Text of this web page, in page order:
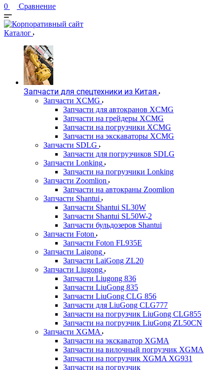
0 Сравнение
Каталог
Запчасти для спецтехники из Китая
Запчасти XCMG
Запчасти для автокранов XCMG
Запчасти на грейдеры XCMG
Запчасти на погрузчики XCMG
Запчасти на экскаваторы XCMG
Запчасти SDLG
Запчасти для погрузчиков SDLG
Запчасти Lonking
Запчасти на погрузчики Lonking
Запчасти Zoomlion
Запчасти на автокраны Zoomlion
Запчасти Shantui
Запчасти Shantui SL30W
Запчасти Shantui SL50W-2
Запчасти бульдозеров Shantui
Запчасти Foton
Запчасти Foton FL935E
Запчасти Laigong
Запчасти LaiGong ZL20
Запчасти Liugong
Запчасти Liugong 836
Запчасти LiuGong 835
Запчасти LiuGong CLG 856
Запчасти для LiuGong CLG777
Запчасти на погрузчик LiuGong CLG855
Запчасти на погрузчик LiuGong ZL50CN
Запчасти XGMA
Запчасти на экскаватор XGMA
Запчасти на вилочный погрузчик XGMA
Запчасти на погрузчик XGMA XG931
Запчасти на погрузчик